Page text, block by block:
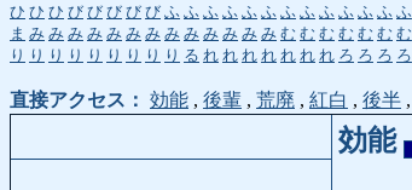
ひ ひ ひ び び び び び ふ ふ ふ ふ ふ ふ ふ ふ ふ ふ ふ ふ ふ
ま み み み み み み み み み み み み み む む む む む む む
り り り り り り り り り る れ れ れ れ れ れ れ ろ ろ ろ ろ
直接アクセス： 効能 , 後輩 , 荒廃 , 紅白 , 後半 ,
効能